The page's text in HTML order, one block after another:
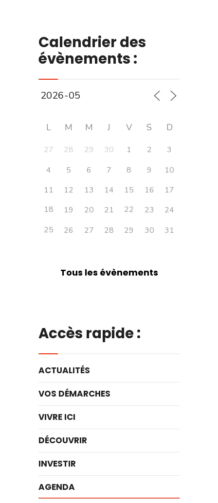
Calendrier des
évènements :
L M M J V S D
27 28 29 30 1 2
3
4
5 6 7 8 9
10
11
12 13 14 15 16
17
18
19 20 21 22 23
24
25
26 27 28 29 30 31
Tous les évènements
Accès rapide :
ACTUALITÉS
VOS DÉMARCHES
VIVRE ICI
DÉCOUVRIR
INVESTIR
AGENDA